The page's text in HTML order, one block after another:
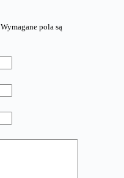
Wymagane pola są